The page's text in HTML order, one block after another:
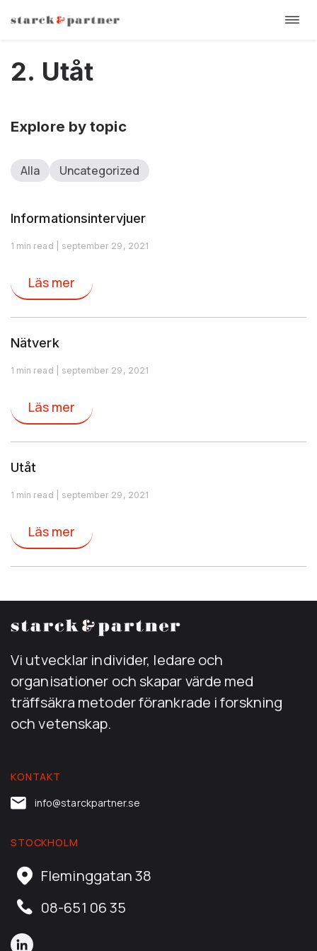
Hoppa
innehåll
2. Utåt
Explore by topic
Alla Uncategorized
Informationsintervjuer
1 min read | september 29, 2021
Läs mer
Nätverk
1 min read | september 29, 2021
Läs mer
Utåt
1 min read | september 29, 2021
Läs mer
Vi utvecklar individer, ledare och
organisationer och skapar värde med
träffsäkra metoder förankrade i forskning
och vetenskap.
KONTAKT
info@starckpartner.se
STOCKHOLM
Fleminggatan 38
08-651 06 35